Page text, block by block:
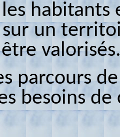
sur un
parcours
besoins de